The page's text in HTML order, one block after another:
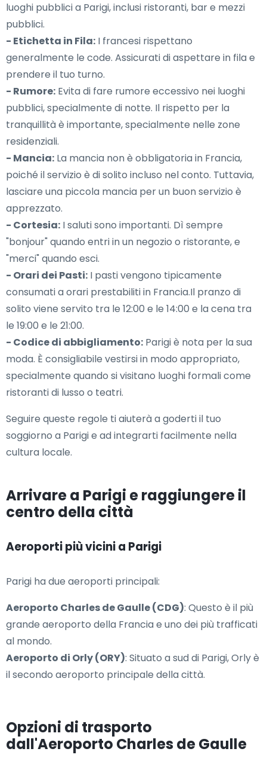
luoghi pubblici a Parigi, inclusi ristoranti, bar e mezzi
pubblici.
- Etichetta in Fila: I francesi rispettano
generalmente le code. Assicurati di aspettare in fila e
prendere il tuo turno.
- Rumore: Evita di fare rumore eccessivo nei luoghi
pubblici, specialmente di notte. Il rispetto per la
tranquillità è importante, specialmente nelle zone
residenziali.
- Mancia: La mancia non è obbligatoria in Francia,
poiché il servizio è di solito incluso nel conto. Tuttavia,
lasciare una piccola mancia per un buon servizio è
apprezzato.
- Cortesia: I saluti sono importanti. Dì sempre
"bonjour" quando entri in un negozio o ristorante, e
"merci" quando esci.
- Orari dei Pasti: I pasti vengono tipicamente
consumati a orari prestabiliti in Francia.Il pranzo di
solito viene servito tra le 12:00 e le 14:00 e la cena tra
le 19:00 e le 21:00.
- Codice di abbigliamento: Parigi è nota per la sua
moda. È consigliabile vestirsi in modo appropriato,
specialmente quando si visitano luoghi formali come
ristoranti di lusso o teatri.
Seguire queste regole ti aiuterà a goderti il ​​tuo
soggiorno a Parigi e ad integrarti facilmente nella
cultura locale.
Arrivare a Parigi e raggiungere il
centro della città
Aeroporti più vicini a Parigi
Parigi ha due aeroporti principali:
Aeroporto Charles de Gaulle (CDG): Questo è il più
grande aeroporto della Francia e uno dei più trafficati
al mondo.
Aeroporto di Orly (ORY): Situato a sud di Parigi, Orly è
il secondo aeroporto principale della città.
Opzioni di trasporto
dall'Aeroporto Charles de Gaulle